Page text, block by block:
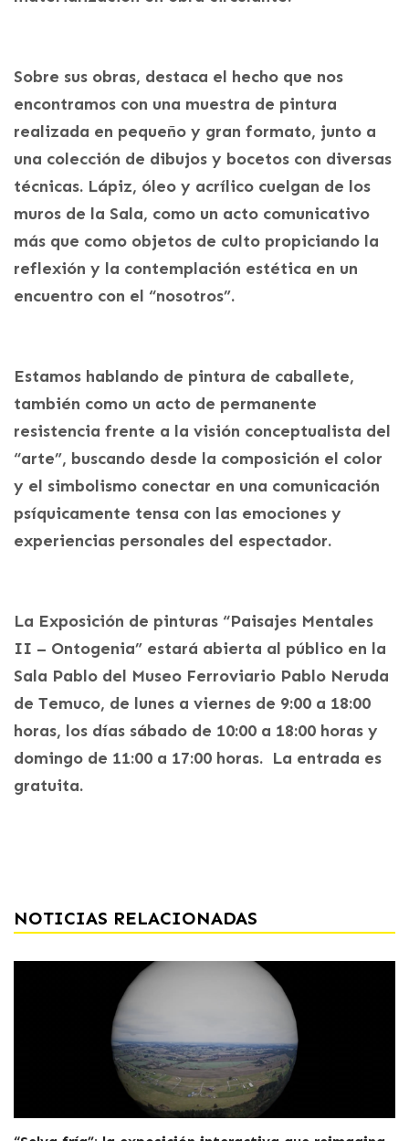
Sobre sus obras, destaca el hecho que nos
encontramos con una muestra de pintura
realizada en pequeño y gran formato, junto a
una colección de dibujos y bocetos con diversas
técnicas. Lápiz, óleo y acrílico cuelgan de los
muros de la Sala, como un acto comunicativo
más que como objetos de culto propiciando la
reflexión y la contemplación estética en un
encuentro con el “nosotros”.
Estamos hablando de pintura de caballete,
también como un acto de permanente
resistencia frente a la visión conceptualista del
“arte”, buscando desde la composición el color
y el simbolismo conectar en una comunicación
psíquicamente tensa con las emociones y
experiencias personales del espectador.
La Exposición de pinturas “Paisajes Mentales
II – Ontogenia” estará abierta al público en la
Sala Pablo del Museo Ferroviario Pablo Neruda
de Temuco, de lunes a viernes de 9:00 a 18:00
horas, los días sábado de 10:00 a 18:00 horas y
domingo de 11:00 a 17:00 horas. La entrada es
gratuita.
NOTICIAS RELACIONADAS